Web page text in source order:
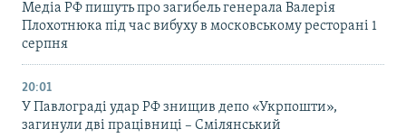
Медіа РФ пишуть про загибель генерала Валерія
Плохотнюка під час вибуху в московському ресторані 1
серпня
20:01
У Павлограді удар РФ знищив депо «Укрпошти»,
загинули дві працівниці – Смілянський